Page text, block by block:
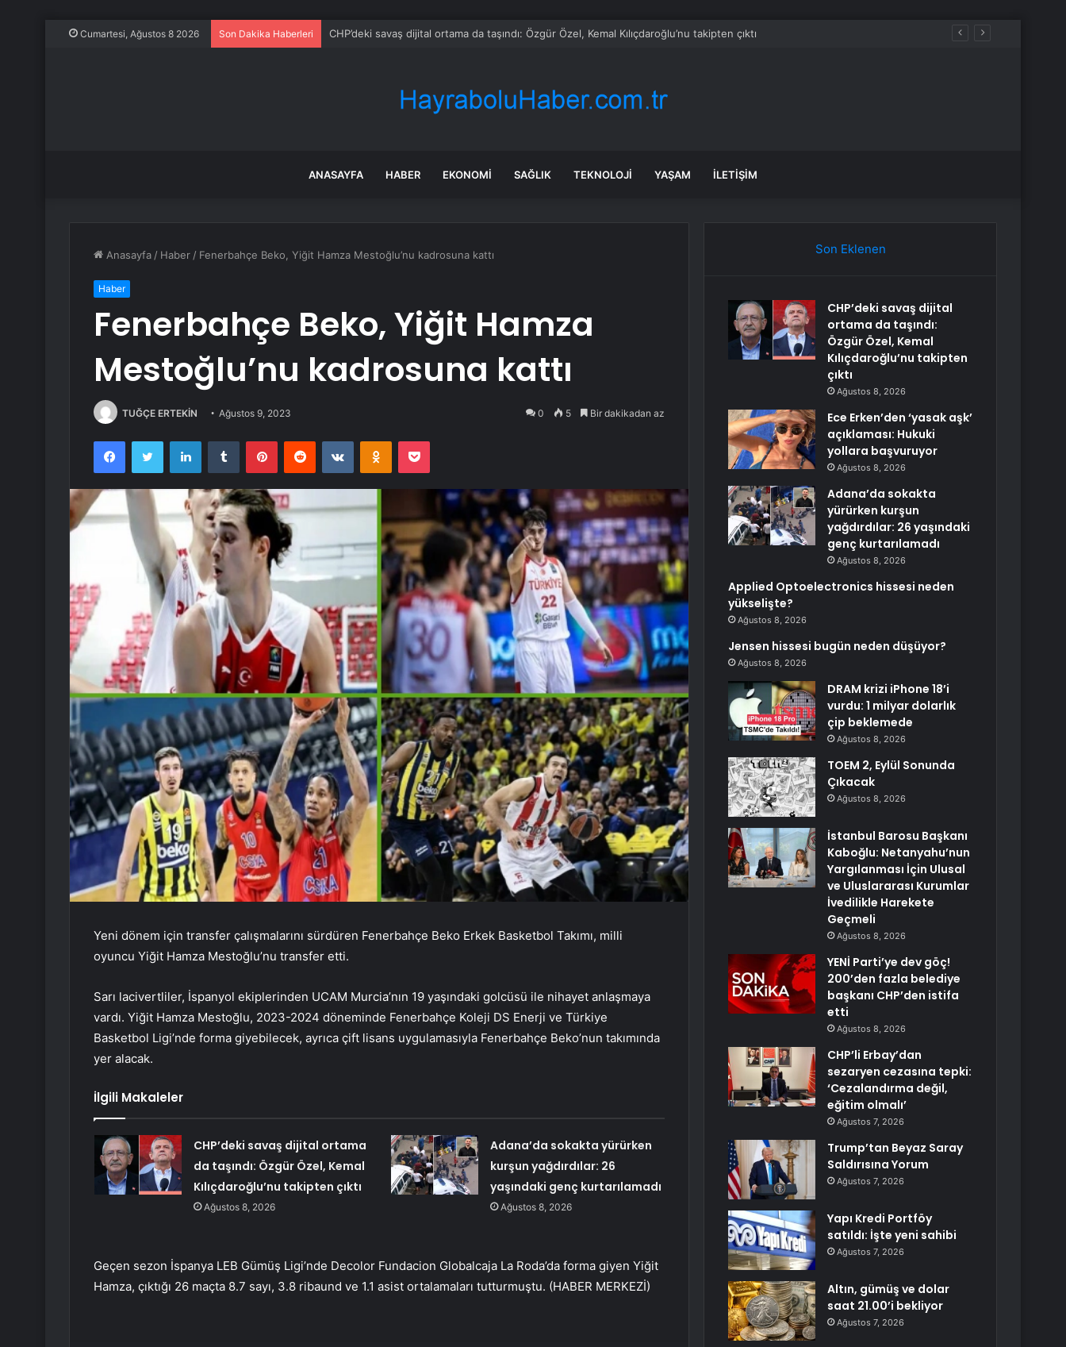
Cumartesi, Ağustos 8 2026 Son Dakika Haberleri Ece Erken’den ‘yasak aşk’ açıklaması: Hukuki yollara başvuruyor
ANASAYFA HABER EKONOMI SAĞLIK TEKNOLOJI YAŞAM İLETIŞIM
Anasayfa / Haber / Fenerbahçe Beko, Yiğit Hamza Mestoğlu’nu kadrosuna kattı
Haber
Fenerbahçe Beko, Yiğit Hamza
Mestoğlu’nu kadrosuna kattı
TUĞÇE ERTEKİN Ağustos 9, 2023 0 5 Bir dakikadan az
FacebookTwitter LinkedInTumblr PinterestReddit VKontakteOdnoklassniki
Pocket
Yeni dönem için transfer çalışmalarını sürdüren Fenerbahçe Beko Erkek Basketbol Takımı, milli
oyuncu Yiğit Hamza Mestoğlu’nu transfer etti.
Sarı lacivertliler, İspanyol ekiplerinden UCAM Murcia’nın 19 yaşındaki golcüsü ile nihayet anlaşmaya
vardı. Yiğit Hamza Mestoğlu, 2023-2024 döneminde Fenerbahçe Koleji DS Enerji ve Türkiye
Basketbol Ligi’nde forma giyebilecek, ayrıca çift lisans uygulamasıyla Fenerbahçe Beko’nun takımında
yer alacak.
İlgili Makaleler
CHP’deki savaş dijital ortama
da taşındı: Özgür Özel, Kemal
Kılıçdaroğlu’nu takipten çıktı
Ağustos 8, 2026
Adana’da sokakta yürürken
kurşun yağdırdılar: 26
yaşındaki genç kurtarılamadı
Ağustos 8, 2026
Geçen sezon İspanya LEB Gümüş Ligi’nde Decolor Fundacion Globalcaja La Roda’da forma giyen Yiğit
Hamza, çıktığı 26 maçta 8.7 sayı, 3.8 ribaund ve 1.1 asist ortalamaları tutturmuştu. (HABER MERKEZİ)
Son Eklenen
CHP’deki savaş dijital
ortama da taşındı:
Özgür Özel, Kemal
Kılıçdaroğlu’nu takipten
çıktı
Ağustos 8, 2026
Ece Erken’den ‘yasak aşk’
açıklaması: Hukuki
yollara başvuruyor
Ağustos 8, 2026
Adana’da sokakta
yürürken kurşun
yağdırdılar: 26 yaşındaki
genç kurtarılamadı
Ağustos 8, 2026
Applied Optoelectronics hissesi neden
yükselişte?
Ağustos 8, 2026
Jensen hissesi bugün neden düşüyor?
Ağustos 8, 2026
DRAM krizi iPhone 18’i
vurdu: 1 milyar dolarlık
çip beklemede
Ağustos 8, 2026
TOEM 2, Eylül Sonunda
Çıkacak
Ağustos 8, 2026
İstanbul Barosu Başkanı
Kaboğlu: Netanyahu’nun
Yargılanması İçin Ulusal
ve Uluslararası Kurumlar
İvedilikle Harekete
Geçmeli
Ağustos 8, 2026
YENİ Parti’ye dev göç!
200’den fazla belediye
başkanı CHP’den istifa
etti
Ağustos 8, 2026
CHP’li Erbay’dan
sezaryen cezasına tepki:
‘Cezalandırma değil,
eğitim olmalı’
Ağustos 7, 2026
Trump’tan Beyaz Saray
Saldırısına Yorum
Ağustos 7, 2026
Yapı Kredi Portföy
satıldı: İşte yeni sahibi
Ağustos 7, 2026
Altın, gümüş ve dolar
saat 21.00’i bekliyor
Ağustos 7, 2026